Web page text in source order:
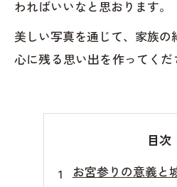
わればいいなと思おります。
美しい写真を通じて、家族の
心に残る思い出を作ってくだ
目次
お宮参りの意義と